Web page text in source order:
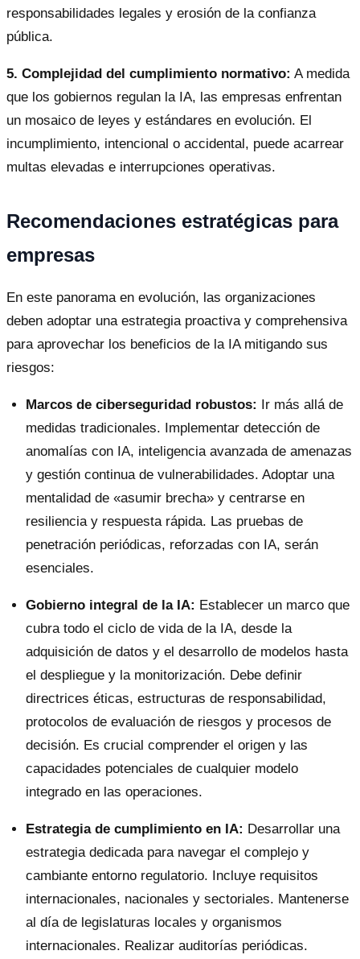
responsabilidades legales y erosión de la confianza
pública.
5. Complejidad del cumplimiento normativo: A medida
que los gobiernos regulan la IA, las empresas enfrentan
un mosaico de leyes y estándares en evolución. El
incumplimiento, intencional o accidental, puede acarrear
multas elevadas e interrupciones operativas.
Recomendaciones estratégicas para
empresas
En este panorama en evolución, las organizaciones
deben adoptar una estrategia proactiva y comprehensiva
para aprovechar los beneficios de la IA mitigando sus
riesgos:
Marcos de ciberseguridad robustos:
Ir más allá de
medidas tradicionales. Implementar detección de
anomalías con IA, inteligencia avanzada de amenazas
y gestión continua de vulnerabilidades. Adoptar una
mentalidad de «asumir brecha» y centrarse en
resiliencia y respuesta rápida. Las pruebas de
penetración periódicas, reforzadas con IA, serán
esenciales.
Gobierno integral de la IA: Establecer un marco que
cubra todo el ciclo de vida de la IA, desde la
adquisición de datos y el desarrollo de modelos hasta
el despliegue y la monitorización. Debe definir
directrices éticas, estructuras de responsabilidad,
protocolos de evaluación de riesgos y procesos de
decisión. Es crucial comprender el origen y las
capacidades potenciales de cualquier modelo
integrado en las operaciones.
Estrategia de cumplimiento en IA: Desarrollar una
estrategia dedicada para navegar el complejo y
cambiante entorno regulatorio. Incluye requisitos
internacionales, nacionales y sectoriales. Mantenerse
al día de legislaturas locales y organismos
internacionales. Realizar auditorías periódicas.